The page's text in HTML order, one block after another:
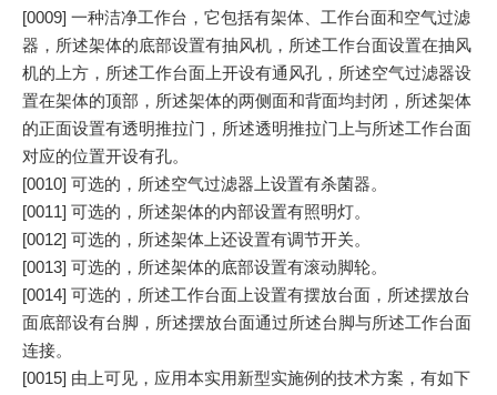
[0009] 一种洁净工作台，它包括有架体、工作台面和空气过滤
器，所述架体的底部设置有抽风机，所述工作台面设置在抽风
机的上方，所述工作台面上开设有通风孔，所述空气过滤器设
置在架体的顶部，所述架体的两侧面和背面均封闭，所述架体
的正面设置有透明推拉门，所述透明推拉门上与所述工作台面
对应的位置开设有孔。
[0010] 可选的，所述空气过滤器上设置有杀菌器。
[0011] 可选的，所述架体的内部设置有照明灯。
[0012] 可选的，所述架体上还设置有调节开关。
[0013] 可选的，所述架体的底部设置有滚动脚轮。
[0014] 可选的，所述工作台面上设置有摆放台面，所述摆放台
面底部设有台脚，所述摆放台面通过所述台脚与所述工作台面
连接。
[0015] 由上可见，应用本实用新型实施例的技术方案，有如下